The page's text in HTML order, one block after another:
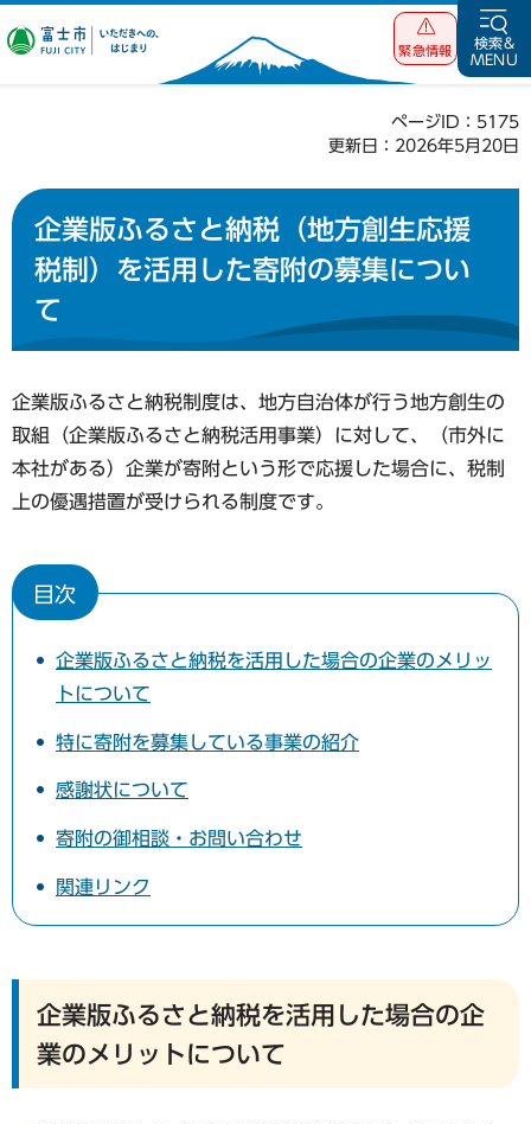
富士市 いただ
緊急情報
検索&
MENU
ページID：5175
更新日：2026年5月20日
企業版ふるさと納税（地方創生応援
税制）を活用した寄附の募集につい
て
企業版ふるさと納税制度は、地方自治体が行う地方創生の
取組（企業版ふるさと納税活用事業）に対して、（市外に
本社がある）企業が寄附という形で応援した場合に、税制
上の優遇措置が受けられる制度です。
目次
企業版ふるさと納税を活用した場合の企業のメリッ
トについて
特に寄附を募集している事業の紹介
感謝状について
寄附の御相談・お問い合わせ
関連リンク
企業版ふるさと納税を活用した場合の企
業のメリットについて